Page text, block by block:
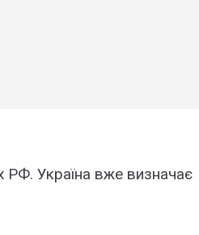
РФ. Україна вже визначає